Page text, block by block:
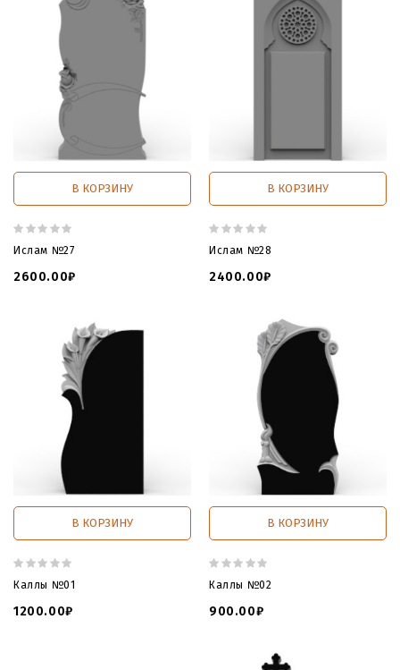
В КОРЗИНУ
Ислам №27
2600.00₽
В КОРЗИНУ
Ислам №28
2400.00₽
В КОРЗИНУ
Каллы №01
1200.00₽
В КОРЗИНУ
Каллы №02
900.00₽